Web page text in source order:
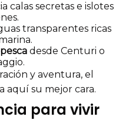
calas secretas e islotes
transparentes ricas
desde Centuri o
y aventura, el
aquí su mejor cara.
para vivir